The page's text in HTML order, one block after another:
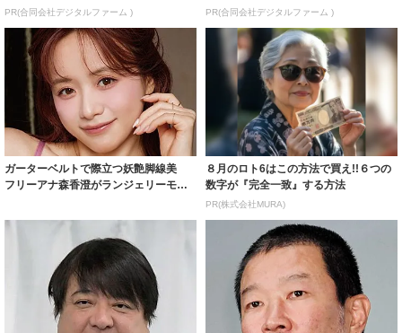
PR(合同会社デジタルファーム ) PR(合同会社デジタルファーム )
ガーターベルトで際立つ妖艶脚線美
フリーアナ森香澄がランジェリーモデ
８月のロト6はこの方法で買え!!６つの
数字が『完全一致』する方法
PR(株式会社MURA)